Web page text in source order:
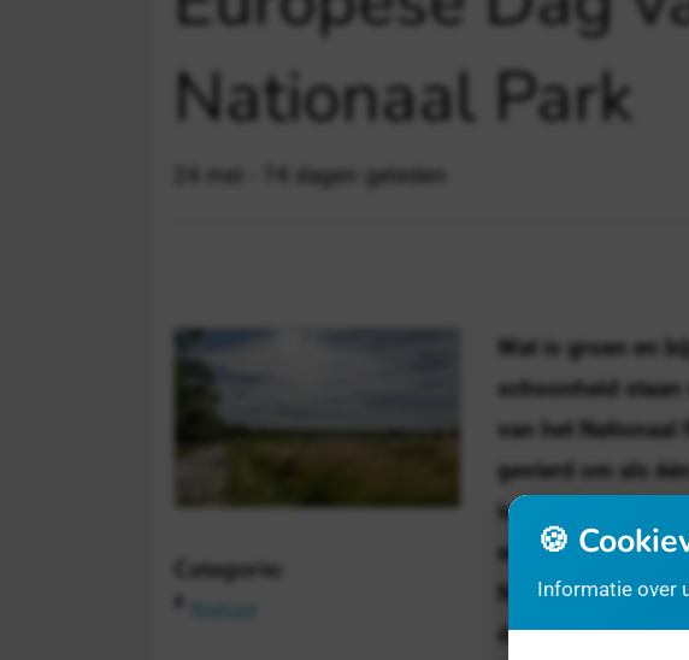
Nationaal Park
24 mei - 74 dagen geleden
Categorie:
Wat is groen en
schoonheid
van het Nationaal
gevierd om als
ieder geval om er
en toe de vrije
Nationaal Park
die ons land rijk
🍪
Informatie over